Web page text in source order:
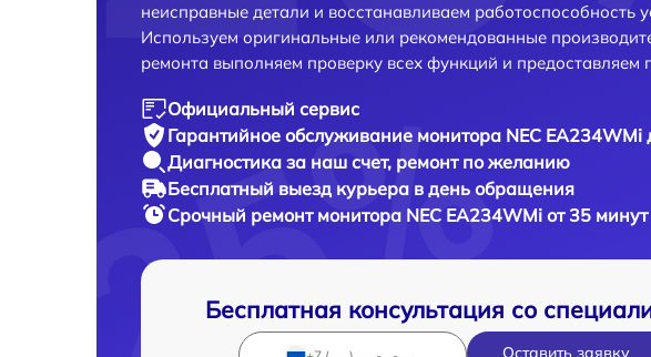
неисправные детали и восстанавливаем работоспособность
Используем оригинальные или рекомендованные
ремонта выполняем проверку всех функций и предоставляем
Официальный сервис
Гарантийное обслуживание монитора NEC EA234WMi
Диагностика за наш счет, ремонт по желанию
Бесплатный выезд курьера в день обращения
Срочный ремонт монитора NEC EA234WMi от 35 минут
Бесплатная консультация со
Оставить заявку